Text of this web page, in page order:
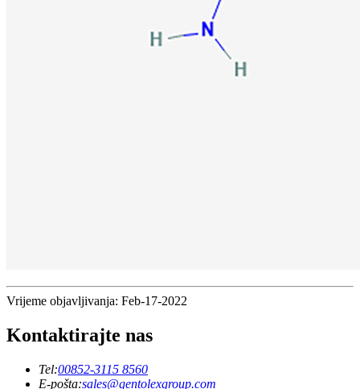
Vrijeme objavljivanja: Feb-17-2022
Kontaktirajte nas
Tel:00852-3115 8560
E-pošta:sales@gentolexgroup.com